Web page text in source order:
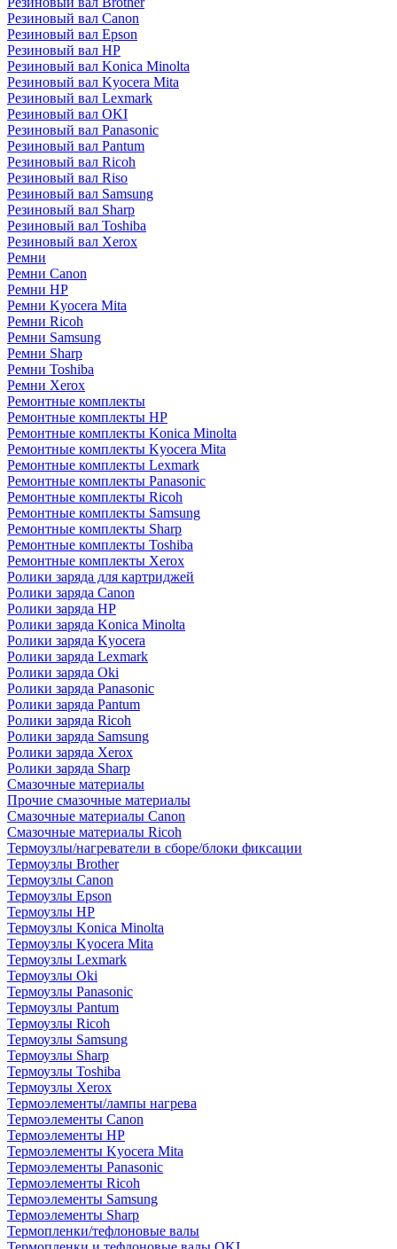
Резиновый вал Canon
Резиновый вал Epson
Резиновый вал HP
Резиновый вал Konica Minolta
Резиновый вал Kyocera Mita
Резиновый вал Lexmark
Резиновый вал OKI
Резиновый вал Panasonic
Резиновый вал Pantum
Резиновый вал Ricoh
Резиновый вал Riso
Резиновый вал Samsung
Резиновый вал Sharp
Резиновый вал Toshiba
Резиновый вал Xerox
Ремни
Ремни Canon
Ремни HP
Ремни Kyocera Mita
Ремни Ricoh
Ремни Samsung
Ремни Sharp
Ремни Toshiba
Ремни Xerox
Ремонтные комплекты
Ремонтные комплекты HP
Ремонтные комплекты Konica Minolta
Ремонтные комплекты Kyocera Mita
Ремонтные комплекты Lexmark
Ремонтные комплекты Panasonic
Ремонтные комплекты Ricoh
Ремонтные комплекты Samsung
Ремонтные комплекты Sharp
Ремонтные комплекты Toshiba
Ремонтные комплекты Xerox
Ролики заряда для картриджей
Ролики заряда Canon
Ролики заряда HP
Ролики заряда Konica Minolta
Ролики заряда Kyocera
Ролики заряда Lexmark
Ролики заряда Oki
Ролики заряда Panasonic
Ролики заряда Pantum
Ролики заряда Ricoh
Ролики заряда Samsung
Ролики заряда Xerox
Ролики заряда Sharp
Смазочные материалы
Прочие смазочные материалы
Смазочные материалы Canon
Смазочные материалы Ricoh
Термоузлы/нагреватели в сборе/блоки фиксации
Термоузлы Brother
Термоузлы Canon
Термоузлы Epson
Термоузлы HP
Термоузлы Konica Minolta
Термоузлы Kyocera Mita
Термоузлы Lexmark
Термоузлы Oki
Термоузлы Panasonic
Термоузлы Pantum
Термоузлы Ricoh
Термоузлы Samsung
Термоузлы Sharp
Термоузлы Toshiba
Термоузлы Xerox
Термоэлементы/лампы нагрева
Термоэлементы Canon
Термоэлементы HP
Термоэлементы Kyocera Mita
Термоэлементы Panasonic
Термоэлементы Ricoh
Термоэлементы Samsung
Термоэлементы Sharp
Термопленки/тефлоновые валы